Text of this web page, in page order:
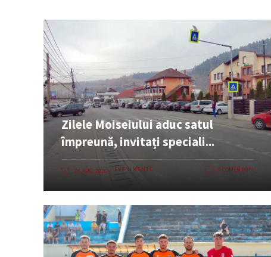
Zilele Moiseiului aduc satul
împreună, invitați speciali...
06 AUG. 2026 EVENIMENTE 0 COMENTARII